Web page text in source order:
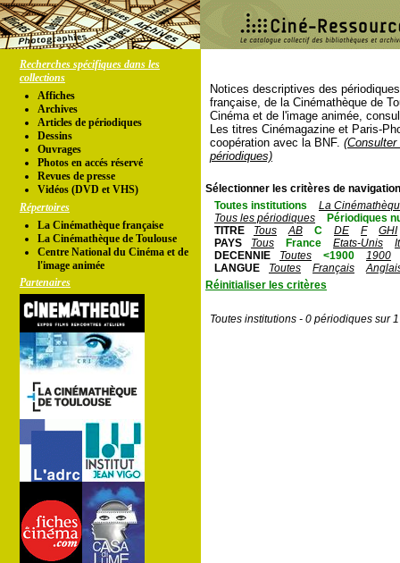
Recherches spécifiques dans les
collections
Affiches
Archives
Articles de périodiques
Dessins
Ouvrages
Photos en accés réservé
Revues de presse
Vidéos (DVD et VHS)
Répertoires
La Cinémathèque française
La Cinémathèque de Toulouse
Centre National du Cinéma et de
l'image animée
Partenaires
Notices descriptives des
française, de la Cinémathèque de
Cinéma et de l'image animée,
Les titres Cinémagazine et Paris-
coopération avec la BNF.
périodiques)
Sélectionner les critères de
Toutes institutions
La
Tous les périodiques
Périodiques
TITRE
Tous AB C DE F
GHI
PAYS
Tous France Etats-Unis
DECENNIE
Toutes <1900
1900
LANGUE
Toutes Français
Réinitialiser les critères
Toutes institutions - 0 périodiques sur